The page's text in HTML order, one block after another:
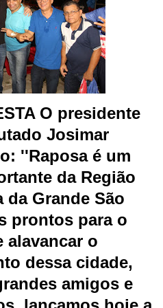
O presidente
Josimar
''Raposa é um
da Região
da Grande São
prontos para o
alavancar o
dessa cidade,
amigos e